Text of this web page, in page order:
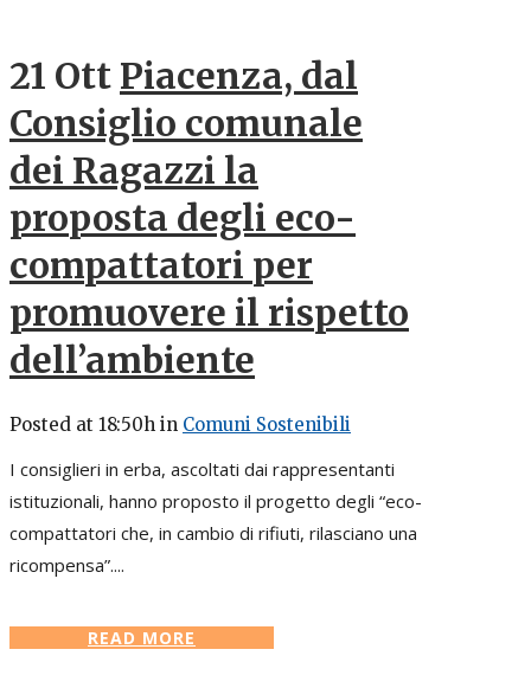
21 Ott Piacenza, dal
Consiglio comunale
dei Ragazzi la
proposta degli eco-
compattatori per
promuovere il rispetto
dell’ambiente
Posted at 18:50h in Comuni Sostenibili
I consiglieri in erba, ascoltati dai rappresentanti
istituzionali, hanno proposto il progetto degli “eco-
compattatori che, in cambio di rifiuti, rilasciano una
ricompensa”....
READ MORE